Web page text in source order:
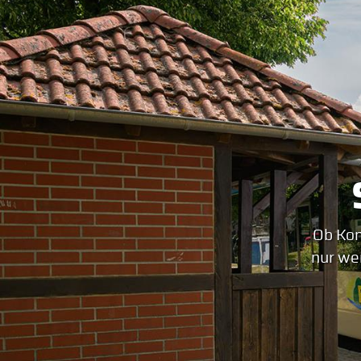
Einsatzgebiet bis zu 57% der
unmittelbaren Sichtkontakt zu Ihrer
die Aufmerksamkeit, die Linienbusse im
Nehmen Sie einfach mit uns Kontakt auf
Ob
nur